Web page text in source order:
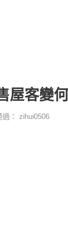
屋客變
過： zihui0506